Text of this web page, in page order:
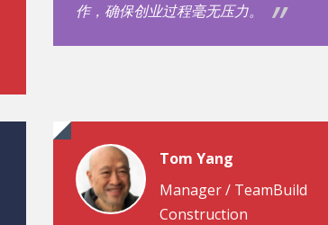
作，确保创业过程毫无压力。
Tom Yang
Manager / TeamBuild
Construction